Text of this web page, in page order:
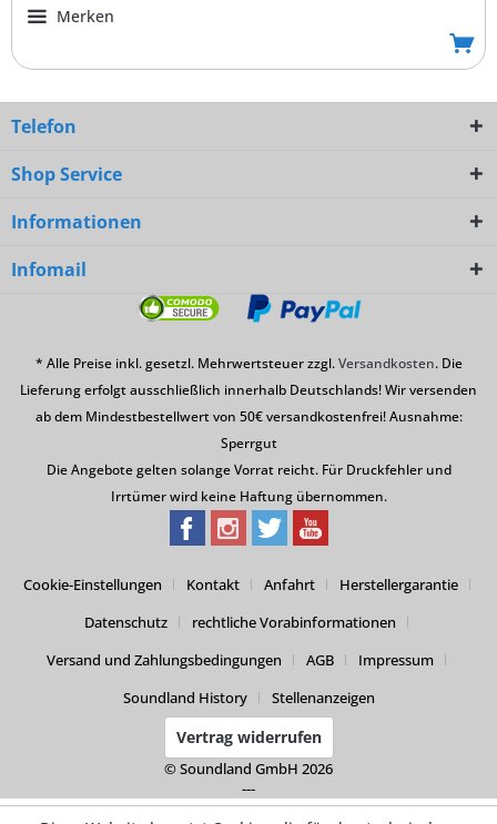
Merken
Telefon
Shop Service
Informationen
Infomail
* Alle Preise inkl. gesetzl. Mehrwertsteuer zzgl.Versandkosten. Die
Lieferung erfolgt ausschließlich innerhalb Deutschlands! Wir versenden
ab dem Mindestbestellwert von 50€ versandkostenfrei! Ausnahme:
Sperrgut
Die Angebote gelten solange Vorrat reicht. Für Druckfehler und
Irrtümer wird keine Haftung übernommen.
Cookie-Einstellungen Kontakt Anfahrt
Herstellergarantie
Datenschutz
rechtliche Vorabinformationen
Versand und Zahlungsbedingungen
AGB
Impressum
Soundland History
Stellenanzeigen
Vertrag widerrufen
© Soundland GmbH 2026
---